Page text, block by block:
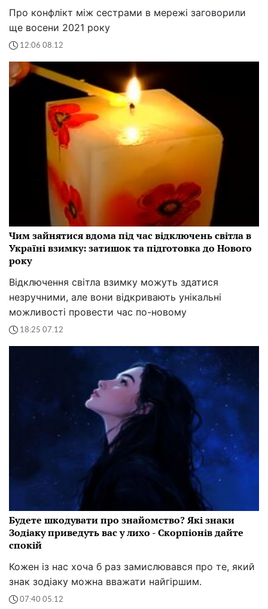
Про конфлікт між сестрами в мережі заговорили
ще восени 2021 року
12:06 08.12
Чим зайнятися вдома під час відключень світла в
Україні взимку: затишок та підготовка до Нового
року
Відключення світла взимку можуть здатися
незручними, але вони відкривають унікальні
можливості провести час по-новому
18:25 07.12
Будете шкодувати про знайомство? Які знаки
Зодіаку приведуть вас у лихо - Скорпіонів дайте
спокій
Кожен із нас хоча б раз замислювався про те, який
знак зодіаку можна вважати найгіршим.
07:40 05.12